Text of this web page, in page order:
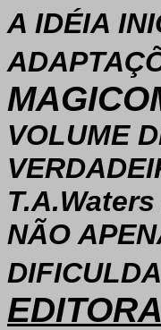
A IDÉIA
VOLUME
NÃO
EDITORA